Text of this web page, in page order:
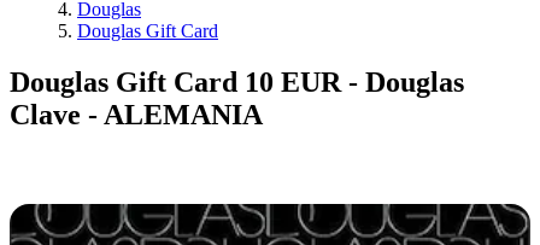
Douglas
Douglas Gift Card
Douglas Gift Card 10 EUR - Douglas
Clave - ALEMANIA